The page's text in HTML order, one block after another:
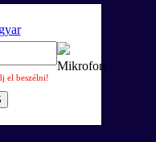
el beszélni!